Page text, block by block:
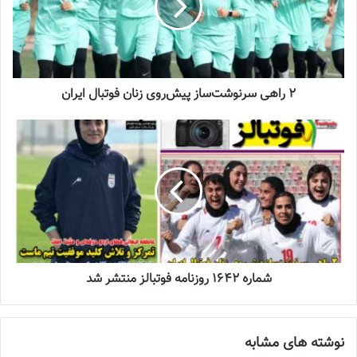
زنان
2023-12-24
دعوت آزمون از 30 بازیکن به اردوی تیم ملی
آینده درخشانی در انتظار فوتبال بانوان است
2022-12-10
بهمن و از ساعت 10 صبح به مصاف مس رفسنجان می‌رود.
پیروزی زنان تراکتور در دیدار نخست مرحله نهایی لیگ دسته دو
2 راهی سرنوشت‌ساز پیش‌روی زنان فوتبال ایران
شماره 1642 روزنامه فوتبالز منتشر شد
نوشته های مشابه